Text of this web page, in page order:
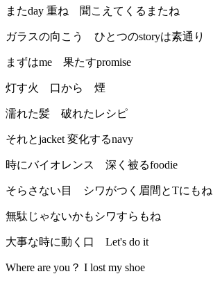
またday 重ね 聞こえてくるまたね
ガラスの向こう ひとつのstoryは素通り
まずはme 果たすpromise
灯す火 口から 煙
濡れた髪 破れたレシピ
それとjacket 変化するnavy
時にバイオレンス 深く被るfoodie
そらさない目 シワがつく眉間とTにもね
無駄じゃないかもシワすらもね
大事な時に動く口 Let's do it
Where are you？ I lost my shoe